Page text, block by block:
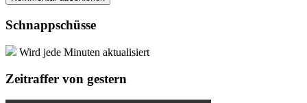
Schnappschüsse
Wird jede Minuten aktualisiert
Zeitraffer von gestern